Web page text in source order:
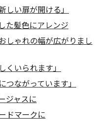
しい扉が開ける」
た髪色にアレンジ
しゃれの幅が広がりまし
くいられます」
つながっています」
ジャスに
ドマークに